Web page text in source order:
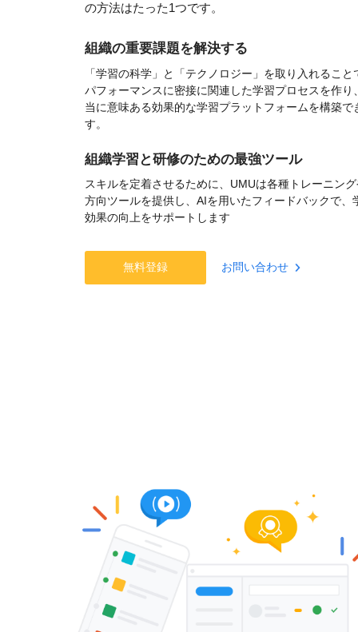
の方法はたった1つです。
組織の重要課題を解決する
「学習の科学」と「テクノロジー」を取り入れること
パフォーマンスに密接に関連した学習プロセスを作り
当に意味ある効果的な学習プラットフォームを構築で
す。
組織学習と研修のための最強ツール
スキルを定着させるために、UMUは各種トレーニン
方向ツールを提供し、AIを用いたフィードバックで、
効果の向上をサポートします
無料登録 お問い合わせ